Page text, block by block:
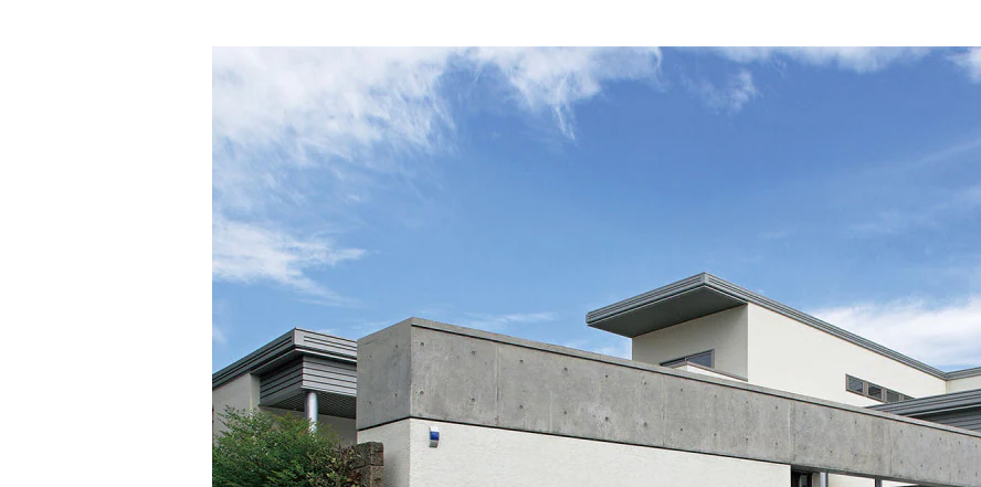
商品ラインアップ
テクノロジー（住まいの性能）
建築事例・建築実例
デザイナーズギャラリー
インテリア
住まいづくりガイド
分譲住宅（建売・土地）検索
中古住宅検索
住まいの売却
店舗・各種施設
土地活用モデルルーム見学
土地活用実例
企業不動産活用（CRE）戦略
社宅建築
ミサワリフォームとは
リフォームメニュー
リフォーム事例
事業用リノベーション
ホテル・旅館リフォーム
複合開発事業（ASMACI-アスマチ-）
再開発・官民連携事業
分譲マンション開発事業
収益不動産・投資開発事業
建築再生事業
事業用地・事業用建物
分譲用地
住まいるりんぐ（ロングサポート）
アフターメンテナンス
ミサワリフォーム
お客様センター
MISAWAについて
ミサワホームグループ
IR情報
SDGs
環境活動
新卒者採用
中途採用
海外事業